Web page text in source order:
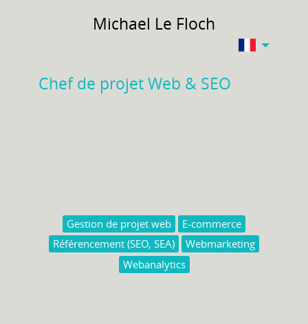
Michael Le Floch
Chef de projet Web & SEO
Gestion de projet web
E-commerce
Référencement (SEO, SEA)
Webmarketing
Webanalytics